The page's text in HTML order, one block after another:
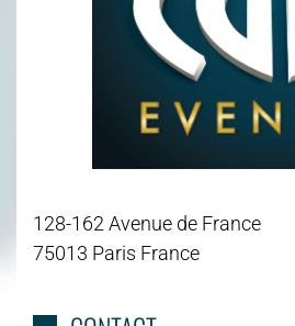
128-162 Avenue de France
75013 Paris France